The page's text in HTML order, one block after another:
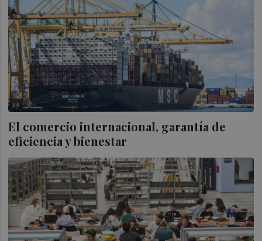
El comercio internacional, garantía de
eficiencia y bienestar